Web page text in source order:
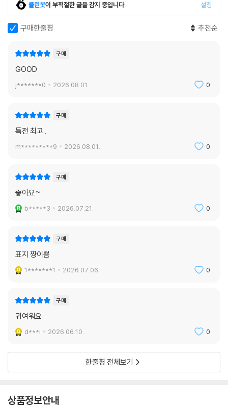
클린봇이 부적절한 글을 감지 중입니다. 설정
구매한줄평 추천순
구매
GOOD
j*******0 2026.08.01. 0
구매
특전 최고..
m*********9 2026.08.01. 0
구매
좋아요~
b*****3 2026.07.21. 0
구매
표지 짱이쁨
1*******1 2026.07.06. 0
구매
귀여워요
d***i 2026.06.10. 0
한줄평 전체보기
상품정보안내